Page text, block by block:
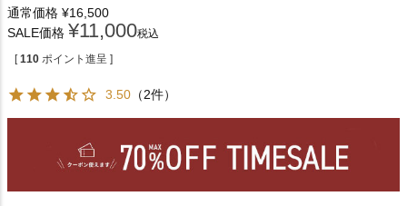
通常価格 ¥16,500
SALE価格 ¥11,000税込
[ 110 ポイント進呈 ]
3.50 （2件）